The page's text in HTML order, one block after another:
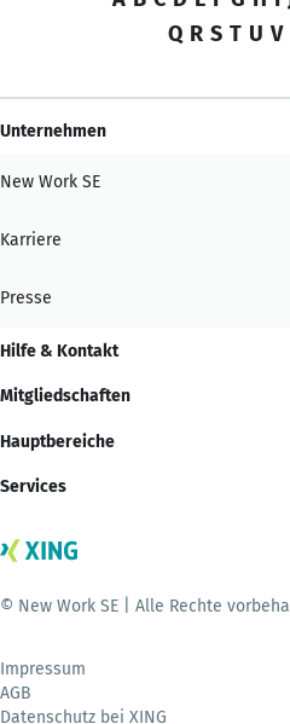
Q R S T U V
Unternehmen
New Work SE
Karriere
Presse
Hilfe & Kontakt
Mitgliedschaften
Hauptbereiche
Services
© New Work SE | Alle Rechte
Impressum
AGB
Datenschutz bei XING